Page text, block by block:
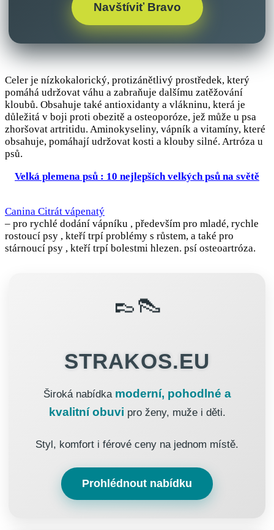
Navštíviť Bravo
Celer je nízkokalorický, protizánětlivý prostředek, který
pomáhá udržovat váhu a zabraňuje dalšímu zatěžování
kloubů. Obsahuje také antioxidanty a vlákninu, která je
důležitá v boji proti obezitě a osteoporóze, jež může u psa
zhoršovat artritidu. Aminokyseliny, vápník a vitamíny, které
obsahuje, pomáhají udržovat kosti a klouby silné. Artróza u
psů.
Velká plemena psů : 10 nejlepších velkých psů na světě
Canina Citrát vápenatý
– pro rychlé dodání vápníku , především pro mladé, rychle
rostoucí psy , kteří trpí problémy s růstem, a také pro
stárnoucí psy , kteří trpí bolestmi hlezen. psí osteoartróza.
👞👠
STRAKOS.EU
Široká nabídka moderní, pohodlné a
kvalitní obuvi pro ženy, muže i děti.
Styl, komfort i férové ceny na jednom místě.
Prohlédnout nabídku